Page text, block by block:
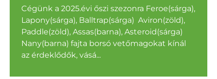
Cégünk a 2025.évi őszi szezonra Feroe(sárga),
Lapony(sárga), Balltrap(sárga) Aviron(zöld),
Paddle(zöld), Assas(barna), Asteroid(sárga)
Nany(barna) fajta borsó vetőmagokat kínál
az érdeklődők, vásá...